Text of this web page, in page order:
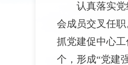
认真落实
会成员交叉任
抓党建促中心
个，形成“党建